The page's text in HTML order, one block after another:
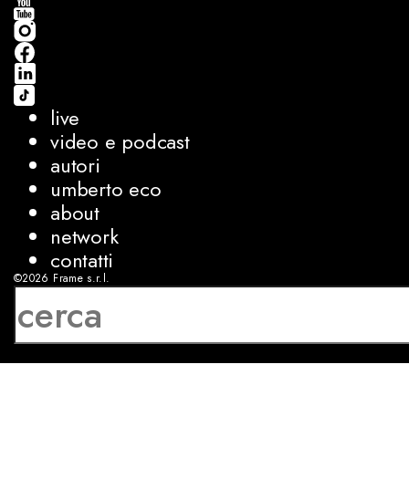
live
video e podcast
autori
umberto eco
about
network
contatti
©2026 Frame s.r.l.
P.IVA 08927250962
sviluppo:Luca Bunino